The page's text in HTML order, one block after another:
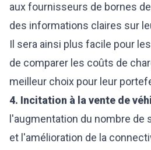
aux fournisseurs de bornes
des informations claires sur
Il sera ainsi plus facile pour
de comparer les coûts de
meilleur choix pour leur
4. Incitation à la vente de
l'augmentation du nombre de
et l'amélioration de la